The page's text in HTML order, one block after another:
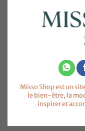
Misso Shop est un
le bien-être, la
inspirer et